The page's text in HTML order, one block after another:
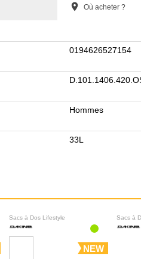
location_on Où acheter ?
0194626527154
Hommes
33L
Sacs à Dos Lifestyle
NEW
Sacs à